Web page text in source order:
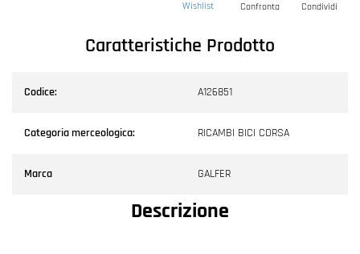
Wishlist Confronta Condividi
Caratteristiche Prodotto
Codice: A126851
Categoria merceologica: RICAMBI BICI CORSA
Marca GALFER
Descrizione